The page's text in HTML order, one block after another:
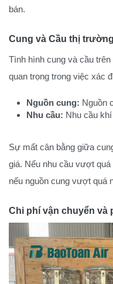
bán.
Cung và Cầu thị trường
Tình hình cung và cầu
quan trọng trong việc xác
Nguồn cung: Nguồn
Nhu cầu: Nhu cầu
Sự mất cân bằng giữa
giá. Nếu nhu cầu vượt
nếu nguồn cung vượt quá
Chi phí vận chuyển và